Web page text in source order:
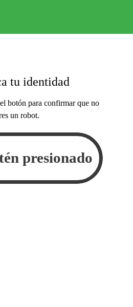
tu identidad
botón para confirmar que no
un robot.